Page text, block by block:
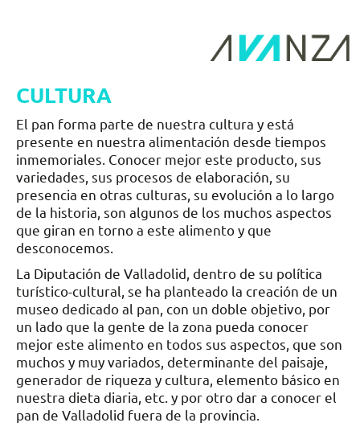
CULTURA
El pan forma parte de nuestra cultura y está
presente en nuestra alimentación desde tiempos
inmemoriales. Conocer mejor este producto, sus
variedades, sus procesos de elaboración, su
presencia en otras culturas, su evolución a lo largo
de la historia, son algunos de los muchos aspectos
que giran en torno a este alimento y que
desconocemos.
La Diputación de Valladolid, dentro de su política
turístico-cultural, se ha planteado la creación de un
museo dedicado al pan, con un doble objetivo, por
un lado que la gente de la zona pueda conocer
mejor este alimento en todos sus aspectos, que son
muchos y muy variados, determinante del paisaje,
generador de riqueza y cultura, elemento básico en
nuestra dieta diaria, etc. y por otro dar a conocer el
pan de Valladolid fuera de la provincia.